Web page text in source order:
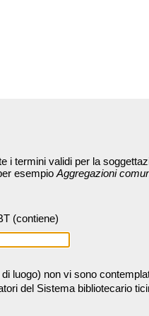
termini validi per la
esempio Aggregazioni
(contiene)
luogo) non vi sono
del Sistema bibliotecario